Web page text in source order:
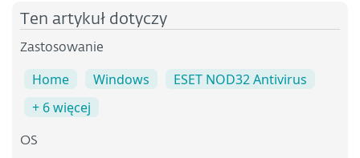
Ten artykuł dotyczy
Zastosowanie
Home Windows
ESET NOD32 Antivirus
+ 6 więcej
OS